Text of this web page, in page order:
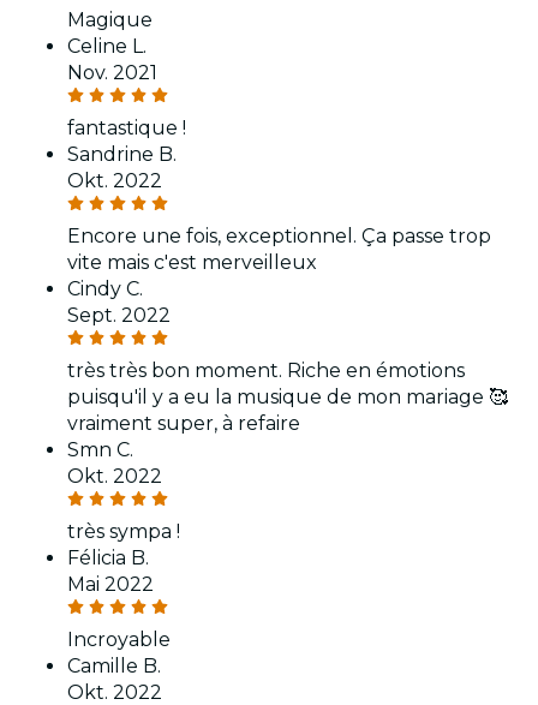
Magique
Celine L.
Nov. 2021
fantastique !
Sandrine B.
Okt. 2022
Encore une fois, exceptionnel. Ça passe trop
vite mais c'est merveilleux
Cindy C.
Sept. 2022
très très bon moment. Riche en émotions
puisqu'il y a eu la musique de mon mariage 🥰
vraiment super, à refaire
Smn C.
Okt. 2022
très sympa !
Félicia B.
Mai 2022
Incroyable
Camille B.
Okt. 2022